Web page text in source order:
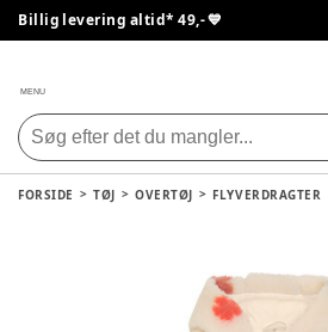
Billig levering altid* 49,- 💙
MENU
FORSIDE TØJ OVERTØJ FLYVERDRAGTER